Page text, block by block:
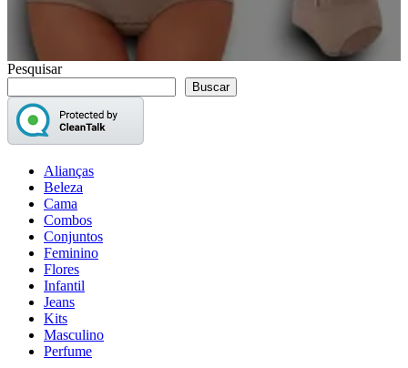
Pesquisar
Buscar
Alianças
Beleza
Cama
Combos
Conjuntos
Feminino
Flores
Infantil
Jeans
Kits
Masculino
Perfume